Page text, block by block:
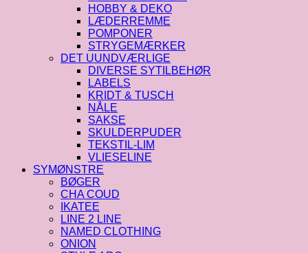
HOBBY & DEKO
LÆDERREMME
POMPONER
STRYGEMÆRKER
DET UUNDVÆRLIGE
DIVERSE SYTILBEHØR
LABELS
KRIDT & TUSCH
NÅLE
SAKSE
SKULDERPUDER
TEKSTIL-LIM
VLIESELINE
SYMØNSTRE
BØGER
CHA COUD
IKATEE
LINE 2 LINE
NAMED CLOTHING
ONION